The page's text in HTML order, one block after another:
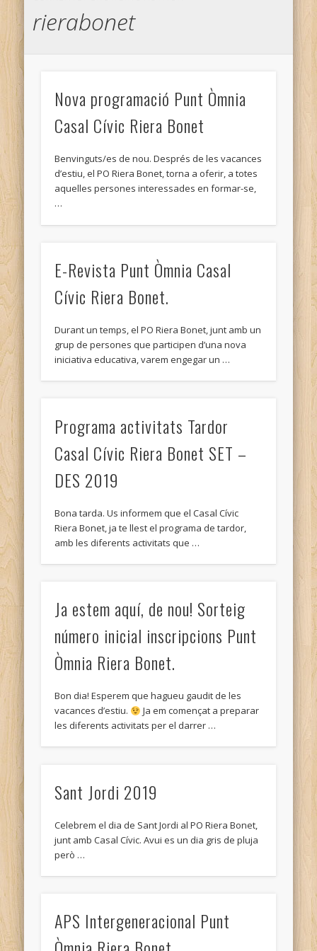
JOCS
RECULL DE RECURSOS
RECURSOS D'INTERNET
RECURSOS PER APRENDRE CATALÀ
XARXA ÒMNIA
Com guardar un document de Word en un Disc extraïble
Conceptes bàsics d'Informàtica
Tutorial sobre com guardar un document amb Writter
3. OFIMÀTICA
Manual Impress. Per OpenOffice o LibreOffice.
Manual Power Point 2007
Manual Writter ( diferents autors) per OpenOffice i
LibreOffice
Manual Writter del LibreOffice o OpenOffice.
4. EDICIÓ D'IMATGE
Com arreglar una fotografia malmesa. Tutorial GIMP.
Imatges a Color i Blanc i negre. Tutorial GIMP
Manual Complert de GIMP
Retoc d'imatge i maquillatge amb GIMP.
Text: Què és una màscara de capa en GIMP?
Tutorial 1 Gimp. Punt Òmnia Riera Bonet
Tutorial Gimp tallar foto
Com buscar i desar imatges d'Internet
rierabonet
Nova programació Punt Òmnia
Casal Cívic Riera Bonet
Benvinguts/es de nou. Després de les vacances
d’estiu, el PO Riera Bonet, torna a oferir, a totes
aquelles persones interessades en formar-se,
…
E-Revista Punt Òmnia Casal
Cívic Riera Bonet.
Durant un temps, el PO Riera Bonet, junt amb un
grup de persones que participen d’una nova
iniciativa educativa, varem engegar un …
Programa activitats Tardor
Casal Cívic Riera Bonet SET –
DES 2019
Bona tarda. Us informem que el Casal Cívic
Riera Bonet, ja te llest el programa de tardor,
amb les diferents activitats que …
Ja estem aquí, de nou! Sorteig
número inicial inscripcions Punt
Òmnia Riera Bonet.
Bon dia! Esperem que hagueu gaudit de les
vacances d’estiu.
Ja em començat a preparar
les diferents activitats per el darrer …
Sant Jordi 2019
Celebrem el dia de Sant Jordi al PO Riera Bonet,
junt amb Casal Cívic. Avui es un dia gris de pluja
però …
APS Intergeneracional Punt